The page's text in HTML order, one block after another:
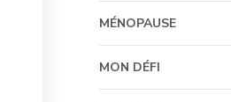
MÉNOPAUSE
MON DÉFI